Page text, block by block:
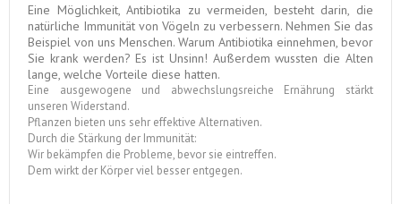
Eine Möglichkeit, Antibiotika zu vermeiden, besteht darin, die
natürliche Immunität von Vögeln zu verbessern. Nehmen Sie das
Beispiel von uns Menschen. Warum Antibiotika einnehmen, bevor
Sie krank werden? Es ist Unsinn! Außerdem wussten die Alten
lange, welche Vorteile diese hatten.
Eine ausgewogene und abwechslungsreiche Ernährung stärkt
unseren Widerstand.
Pflanzen bieten uns sehr effektive Alternativen.
Durch die Stärkung der Immunität:
Wir bekämpfen die Probleme, bevor sie eintreffen.
Dem wirkt der Körper viel besser entgegen.